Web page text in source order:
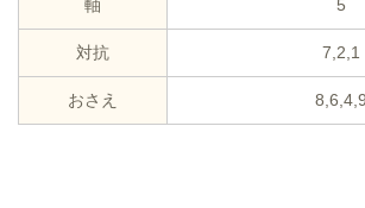
軸 5
対抗 7,2,1
おさえ 8,6,4,9